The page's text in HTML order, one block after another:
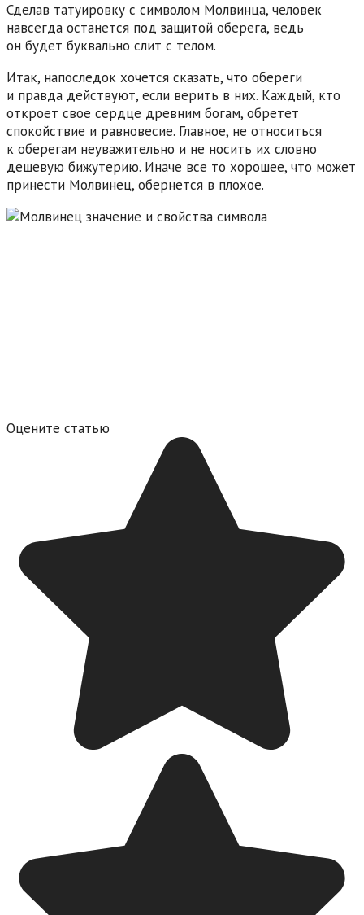
Сделав татуировку с символом Молвинца, человек
навсегда останется под защитой оберега, ведь
он будет буквально слит с телом.
Итак, напоследок хочется сказать, что обереги
и правда действуют, если верить в них. Каждый, кто
откроет свое сердце древним богам, обретет
спокойствие и равновесие. Главное, не относиться
к оберегам неуважительно и не носить их словно
дешевую бижутерию. Иначе все то хорошее, что может
принести Молвинец, обернется в плохое.
Оцените статью